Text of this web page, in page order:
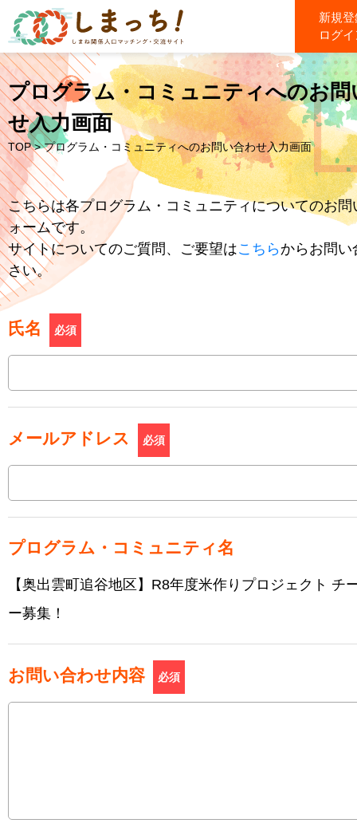
新規
ログ
プログラム・コミュニティへのお問
せ入力画面
TOP> プログラム・コミュニティへのお問い合わせ入力画面
こちらは各プログラム・コミュニティについてのお問
ォームです。
サイトについてのご質問、ご要望はこちらからお問い
さい。
氏名 必須
メールアドレス 必須
プログラム・コミュニティ名
【奥出雲町追谷地区】R8年度米作りプロジェクト チ
ー募集！
お問い合わせ内容 必須